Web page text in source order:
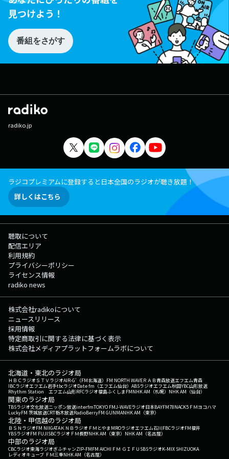
見つけよう！
番組をさがす
radiko.jp
ラジコプレミアムに登録すると日本全国のラジオが聴き放題！
詳しくはこちら
聴取について
配信エリア
利用規約
プライバシーポリシー
ライセンス情報
radiko news
株式会社radikoについて
ニュースリリース
採用情報
特定商取引に関する法律に基づく表示
株式会社メディアプラットフォームラボについて
北海道・東北のラジオ局
ＨＢＣラジオＳＴＶラジオAIR-G'（FM北海道） FM NORTH WAVEＲＡＢ青森放送エフエム青森
IBCラジオエフエム岩手tbcラジオDate fm（エフエム仙台） ABSラジオエフエム秋田YBC山形放送
Rhythm Station エフエム山形RFCラジオ福島ふくしまFMNHK AM（札幌） NHK AM（仙台）
関東のラジオ局
TBSラジオ文化放送ニッポン放送interfmTOKYO FMJ-WAVEラジオ日本BAYFM78NACK5 ＦＭヨコハマ
LuckyFM 茨城放送CRT栃木放送RadioBerryFM GUNMANHK AM（東京）
北陸・甲信越のラジオ局
ＢＳＮラジオFM NIIGATAＫＮＢラジオ ＦＭとやまMROラジオエフエム石川FBCラジオFM福井
YBSラジオFM FUJISBCラジオ ＦＭ長野NHK AM（東京） NHK AM（名古屋）
中部のラジオ局
CBCラジオ東海ラジオぎふチャンZIP-FMFM AICHI ＦＭ ＧＩＦＵ SBSラジオK-MIX SHIZUOKA
レディオキューブ ＦＭ三重NHK AM（名古屋）